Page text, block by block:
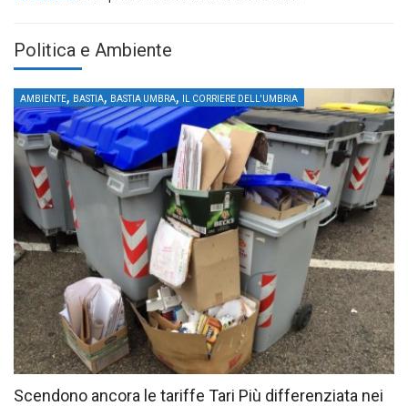
Politica e Ambiente
AMBIENTE, BASTIA, BASTIA UMBRA, IL CORRIERE DELL'UMBRIA
Scendono ancora le tariffe Tari Più differenziata nei